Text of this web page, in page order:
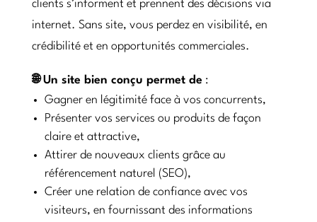
clients s’informent et prennent des décisions via
internet. Sans site, vous perdez en visibilité, en
crédibilité et en opportunités commerciales.
🌐 Un site bien conçu permet de :
Gagner en légitimité face à vos concurrents,
Présenter vos services ou produits de façon
claire et attractive,
Attirer de nouveaux clients grâce au
référencement naturel (SEO),
Créer une relation de confiance avec vos
visiteurs, en fournissant des informations